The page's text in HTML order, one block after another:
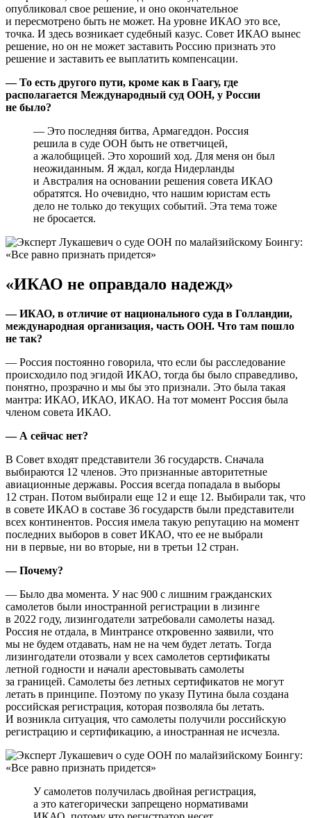
опубликовал свое решение, и оно окончательное
и пересмотрено быть не может. На уровне ИКАО это все,
точка. И здесь возникает судебный казус. Совет ИКАО вынес
решение, но он не может заставить Россию признать это
решение и заставить ее выплатить компенсации.
— То есть другого пути, кроме как в Гаагу, где
располагается Международный суд ООН, у России
не было?
— Это последняя битва, Армагеддон. Россия
решила в суде ООН быть не ответчицей,
а жалобщицей. Это хороший ход. Для меня он был
неожиданным. Я ждал, когда Нидерланды
и Австралия на основании решения совета ИКАО
обратятся. Но очевидно, что нашим юристам есть
дело не только до текущих событий. Эта тема тоже
не бросается.
«ИКАО не оправдало надежд»
— ИКАО, в отличие от национального суда в Голландии,
международная организация, часть ООН. Что там пошло
не так?
— Россия постоянно говорила, что если бы расследование
происходило под эгидой ИКАО, тогда бы было справедливо,
понятно, прозрачно и мы бы это признали. Это была такая
мантра: ИКАО, ИКАО, ИКАО. На тот момент Россия была
членом совета ИКАО.
— А сейчас нет?
В Совет входят представители 36 государств. Сначала
выбираются 12 членов. Это признанные авторитетные
авиационные державы. Россия всегда попадала в выборы
12 стран. Потом выбирали еще 12 и еще 12. Выбирали так, что
в совете ИКАО в составе 36 государств были представители
всех континентов. Россия имела такую репутацию на момент
последних выборов в совет ИКАО, что ее не выбрали
ни в первые, ни во вторые, ни в третьи 12 стран.
— Почему?
— Было два момента. У нас 900 с лишним гражданских
самолетов были иностранной регистрации в лизинге
в 2022 году, лизингодатели затребовали самолеты назад.
Россия не отдала, в Минтрансе откровенно заявили, что
мы не будем отдавать, нам не на чем будет летать. Тогда
лизингодатели отозвали у всех самолетов сертификаты
летной годности и начали арестовывать самолеты
за границей. Самолеты без летных сертификатов не могут
летать в принципе. Поэтому по указу Путина была создана
российская регистрация, которая позволяла бы летать.
И возникла ситуация, что самолеты получили российскую
регистрацию и сертификацию, а иностранная не исчезла.
У самолетов получилась двойная регистрация,
а это категорически запрещено нормативами